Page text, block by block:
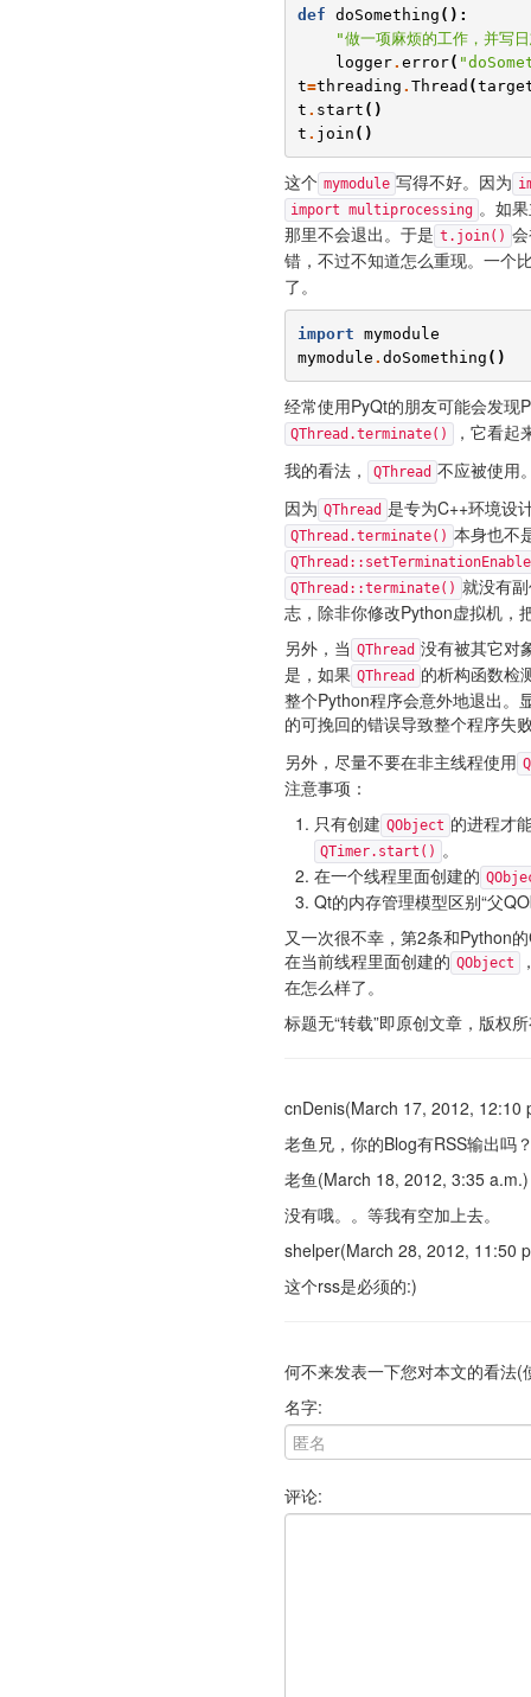
def doSomething ():
"做一项麻烦的工作，并写
logger. error(
t=threading . Thread (
t . start ()
t . join ()
这个 mymodule 写得不好。因为
import multiprocessing 。如
那里不会退出。于是 t.join()
错，不过不知道怎么重现。一个
了。
import mymodule
mymodule . doSomething ()
经常使用PyQt的朋友可能会发现
QThread.terminate()
，它看
我的看法，
QThread 不应被使用
因为 QThread 是专为C++环境设
QThread.terminate() 本身也不
QThread::terminate() 就没有
志，除非你修改Python虚拟机，
另外，当 QThread 没有被其它对
是，如果 QThread 的析构函数检
整个Python程序会意外地退出。
的可挽回的错误导致整个程序失
另外，尽量不要在非主线程使用
注意事项：
只有创建 QObject 的进程才
QTimer.start() 。
在一个线程里面创建的
Qt的内存管理模型区别“父
又一次很不幸，第2条和Python
在当前线程里面创建的 QObject
在怎么样了。
标题无“转载”即原创文章，版权
cnDenis(March 17, 2012, 12:10
老鱼兄，你的Blog有RSS输出吗
老鱼(March 18, 2012, 3:35 a.m.)
没有哦。。等我有空加上去。
shelper(March 28, 2012, 11:50
这个rss是必须的:)
何不来发表一下您对本文的看法(
名字:
评论: